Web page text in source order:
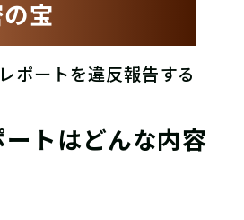
宝
ポートを違反報告する
トはどんな内容